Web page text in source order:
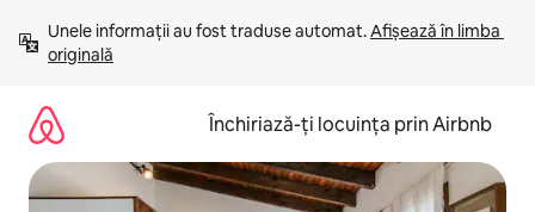
mergi
conținut
Unele informații au fost traduse automat. Afișează în limba
originală
Închiriază-ți locuința prin Airbnb